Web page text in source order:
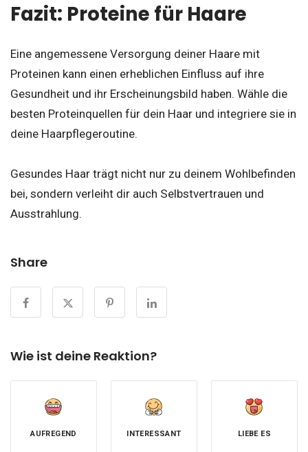
Fazit: Proteine für Haare
Eine angemessene Versorgung deiner Haare mit
Proteinen kann einen erheblichen Einfluss auf ihre
Gesundheit und ihr Erscheinungsbild haben. Wähle die
besten Proteinquellen für dein Haar und integriere sie in
deine Haarpflegeroutine.
Gesundes Haar trägt nicht nur zu deinem Wohlbefinden
bei, sondern verleiht dir auch Selbstvertrauen und
Ausstrahlung.
Share
Wie ist deine Reaktion?
AUFREGEND INTERESSANT LIEBE ES